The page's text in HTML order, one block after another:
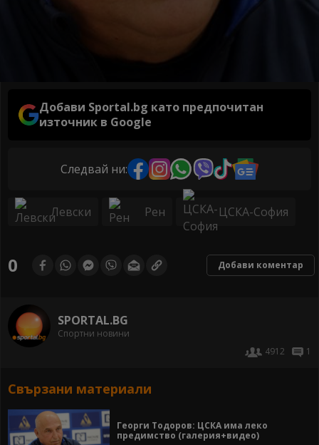
Добави Sportal.bg като предпочитан
източник в Google
Следвай ни:
Левски Рен ЦСКА-София
0 Добави коментар
SPORTAL.BG
Спортни новини
4912
1
Свързани материали
Георги Тодоров: ЦСКА има леко
предимство (галерия+видео)